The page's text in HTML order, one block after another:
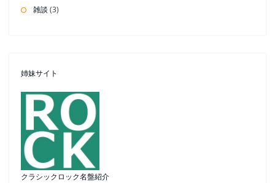
雑談 (3)
姉妹サイト
クラシックロック名盤紹介